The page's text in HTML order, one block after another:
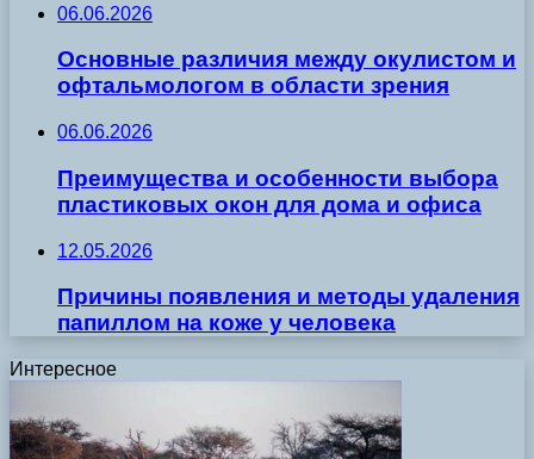
06.06.2026
Основные различия между окулистом и
офтальмологом в области зрения
06.06.2026
Преимущества и особенности выбора
пластиковых окон для дома и офиса
12.05.2026
Причины появления и методы удаления
папиллом на коже у человека
Интересное